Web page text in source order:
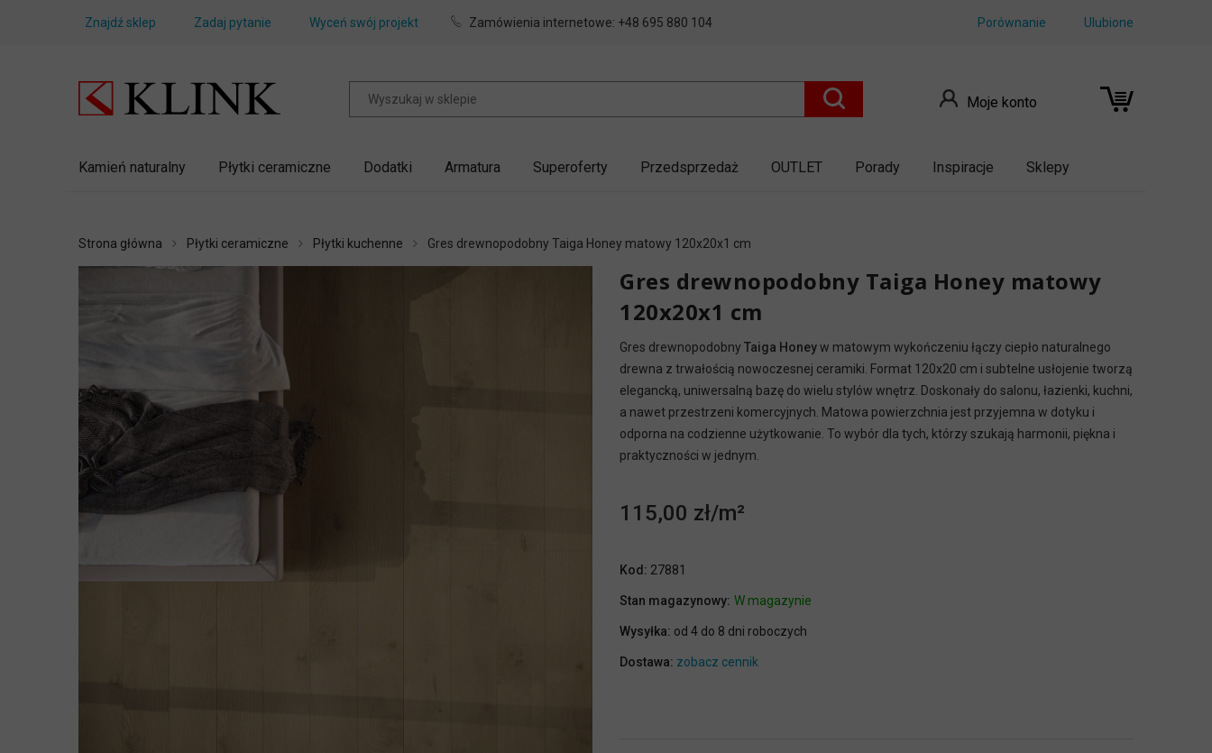
Znajdź sklep Zadaj pytanie Wyceń swój projekt Zamówienia internetowe: +48 695 880 104 Ulubione
Porównanie
Moje konto
Kamień naturalny Płytki ceramiczne Dodatki Armatura Superoferty Przedsprzedaż OUTLET Porady Inspiracje Sklepy
Strona główna Płytki ceramiczne Płytki kuchenne Gres drewnopodobny Taiga Honey matowy 120x20x1 cm
Gres drewnopodobny Taiga Honey matowy
120x20x1 cm
Gres drewnopodobny Taiga Honeyw matowym wykończeniu łączy ciepło naturalnego
drewna z trwałością nowoczesnej ceramiki. Format 120x20 cm i subtelne usłojenie tworzą
elegancką, uniwersalną bazę do wielu stylów wnętrz. Doskonały do salonu, łazienki, kuchni,
a nawet przestrzeni komercyjnych. Matowa powierzchnia jest przyjemna w dotyku i
odporna na codzienne użytkowanie. To wybór dla tych, którzy szukają harmonii, piękna i
praktyczności w jednym.
115,00 zł
Kod: 27881
Stan magazynowy: W magazynie
Wysyłka: od 4 do 8 dni roboczych
Dostawa: zobacz cennik